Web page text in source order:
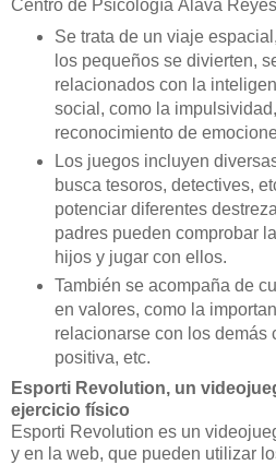
Centro de Psicología Álava
Se trata de un viaje
los pequeños se divierten,
relacionados con la
social, como la
reconocimiento de
Los juegos incluyen
busca tesoros, detectives,
potenciar diferentes
padres pueden comprobar
hijos y jugar con ellos.
También se acompaña de
en valores, como la
relacionarse con los demás
positiva, etc.
Esporti Revolution, un
ejercicio físico
Esporti Revolution es un
y en la web, que pueden utilizar